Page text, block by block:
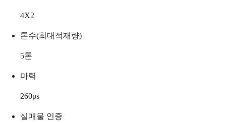
4X2
톤수(최대적재량)
5톤
마력
260ps
실매물 인증